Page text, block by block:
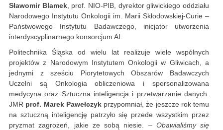
Sławomir Blamek, prof. NIO-PIB, dyrektor gliwickiego oddziału
Narodowego Instytutu Onkologii im. Marii Skłodowskiej-Curie –
Państwowego Instytutu Badawczego, inicjator utworzenia
interdyscyplinarnego konsorcjum AI.
Politechnika Śląska od wielu lat realizuje wiele wspólnych
projektów z Narodowym Instytutem Onkologii w Gliwicach, a
jednymi z sześciu Piorytetowych Obszarów Badawczych
Uczelni są Onkologia obliczeniowa i spersonalizowana
medycyna oraz Sztuczna inteligencja i przetwarzanie danych.
JMR prof. Marek Pawełczykprzypomniał, że jeszcze rok temu
na sztuczną inteligencję patrzyło się przede wszystkim przez
pryzmat zagrożeń, jakie ze sobą niesie. – Obawialiśmy się